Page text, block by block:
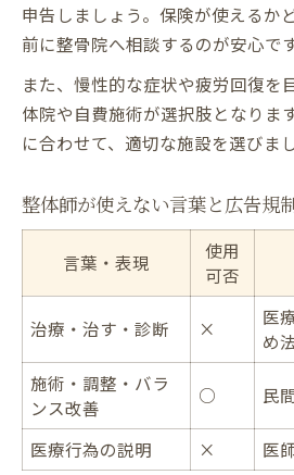
申告しましょう。保険が使えるか
前に整骨院へ相談するのが安心です
また、慢性的な症状や疲労回復を
体院や自費施術が選択肢となりま
に合わせて、適切な施設を選びまし
整体師が使えない言葉と広告規
言葉・表現
使用
可否
治療・治す・診断 ×
医
め
施術・調整・バラ
ンス改善
○ 民
医療行為の説明 × 医